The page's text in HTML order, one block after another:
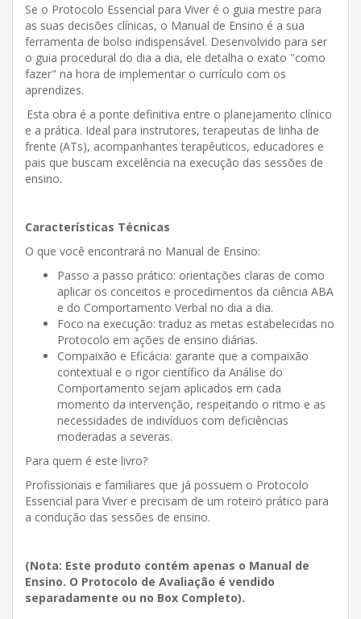
Se o Protocolo Essencial para Viver é o guia mestre para
as suas decisões clínicas, o Manual de Ensino é a sua
ferramenta de bolso indispensável. Desenvolvido para ser
o guia procedural do dia a dia, ele detalha o exato "como
fazer" na hora de implementar o currículo com os
aprendizes.
Esta obra é a ponte definitiva entre o planejamento clínico
e a prática. Ideal para instrutores, terapeutas de linha de
frente (ATs), acompanhantes terapêuticos, educadores e
pais que buscam excelência na execução das sessões de
ensino.
Características Técnicas
O que você encontrará no Manual de Ensino:
Passo a passo prático: orientações claras de como
aplicar os conceitos e procedimentos da ciência ABA
e do Comportamento Verbal no dia a dia.
Foco na execução: traduz as metas estabelecidas no
Protocolo em ações de ensino diárias.
Compaixão e Eficácia: garante que a compaixão
contextual e o rigor científico da Análise do
Comportamento sejam aplicados em cada
momento da intervenção, respeitando o ritmo e as
necessidades de indivíduos com deficiências
moderadas a severas.
Para quem é este livro?
Profissionais e familiares que já possuem o Protocolo
Essencial para Viver e precisam de um roteiro prático para
a condução das sessões de ensino.
(Nota: Este produto contém apenas o Manual de
Ensino. O Protocolo de Avaliação é vendido
separadamente ou no Box Completo).